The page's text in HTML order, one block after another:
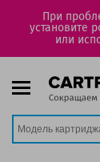
При
установите
или